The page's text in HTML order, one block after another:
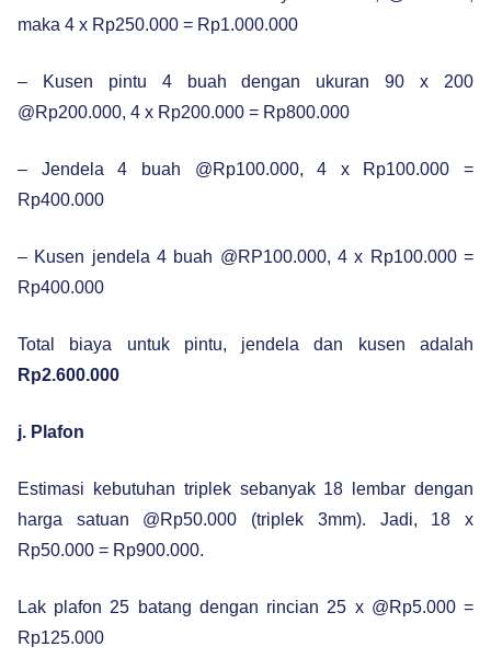
maka 4 x Rp250.000 = Rp1.000.000
– Kusen pintu 4 buah dengan ukuran 90 x 200
@Rp200.000, 4 x Rp200.000 = Rp800.000
– Jendela 4 buah @Rp100.000, 4 x Rp100.000 =
Rp400.000
– Kusen jendela 4 buah @RP100.000, 4 x Rp100.000 =
Rp400.000
Total biaya untuk pintu, jendela dan kusen adalah
Rp2.600.000
j. Plafon
Estimasi kebutuhan triplek sebanyak 18 lembar dengan
harga satuan @Rp50.000 (triplek 3mm). Jadi, 18 x
Rp50.000 = Rp900.000.
Lak plafon 25 batang dengan rincian 25 x @Rp5.000 =
Rp125.000